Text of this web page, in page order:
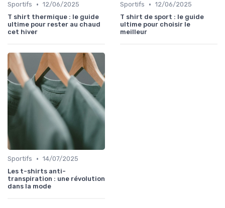
Sportifs • 12/06/2025
T shirt thermique : le guide
ultime pour rester au chaud
cet hiver
Sportifs • 12/06/2025
T shirt de sport : le guide
ultime pour choisir le
meilleur
Sportifs • 14/07/2025
Les t-shirts anti-
transpiration : une révolution
dans la mode